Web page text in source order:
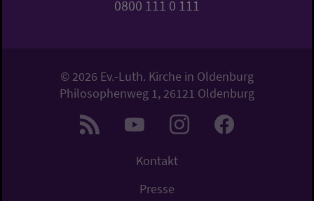
0800 111 0 111
© 2026 Ev.-Luth. Kirche in Oldenburg
Philosophenweg 1, 26121 Oldenburg
Kontakt
Presse